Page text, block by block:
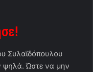
Συλαϊδόπουλου
ψηλά. Ώστε να μην